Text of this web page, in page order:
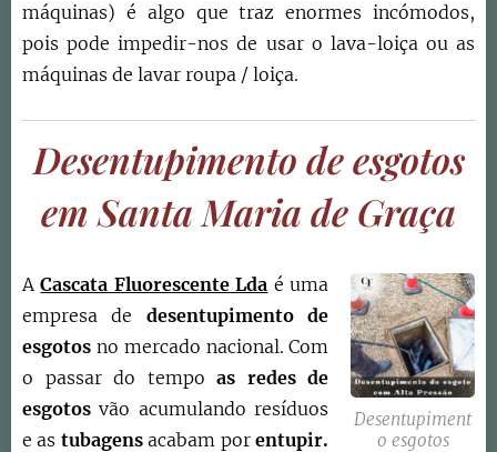
máquinas) é algo que traz enormes incómodos,
pois pode impedir-nos de usar o lava-loiça ou as
máquinas de lavar roupa / loiça.
Desentupimento de esgotos
em Santa Maria de Graça
Desentupiment
o esgotos
ACascata Fluorescente Lda é uma
empresa de desentupimento de
esgotos no mercado nacional. Com
o passar do tempoas redes de
esgotos vão acumulando resíduos
e as tubagensacabam porentupir.